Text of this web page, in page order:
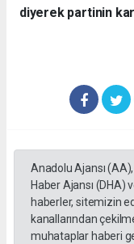
diyerek partinin
Anadolu Ajansı
Haber Ajansı
haberler, sitemizin
kanallarından
muhataplar haberi